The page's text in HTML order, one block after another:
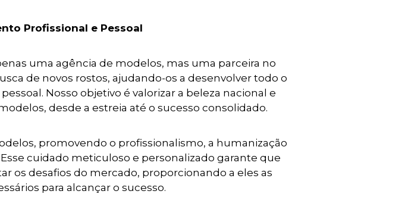
Profissional e Pessoal
uma agência de modelos, mas uma parceira no
de novos rostos, ajudando-os a desenvolver todo o
Nosso objetivo é valorizar a beleza nacional e
desde a estreia até o sucesso consolidado.
promovendo o profissionalismo, a humanização
cuidado meticuloso e personalizado garante que
os desafios do mercado, proporcionando a eles as
para alcançar o sucesso.